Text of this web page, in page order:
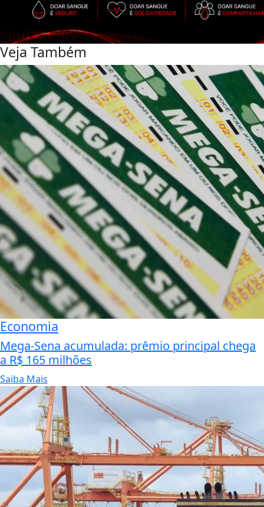
Veja Também
Economia
Mega-Sena acumulada: prêmio principal chega
a R$ 165 milhões
Saiba Mais